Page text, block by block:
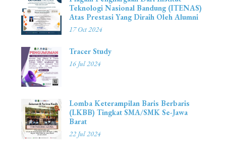
Teknologi Nasional Bandung (ITENAS)
Atas Prestasi Yang Diraih Oleh Alumni
17 Oct 2024
Tracer Study
16 Jul 2024
Lomba Keterampilan Baris Berbaris
(LKBB) Tingkat SMA/SMK Se-Jawa
Barat
22 Jul 2024